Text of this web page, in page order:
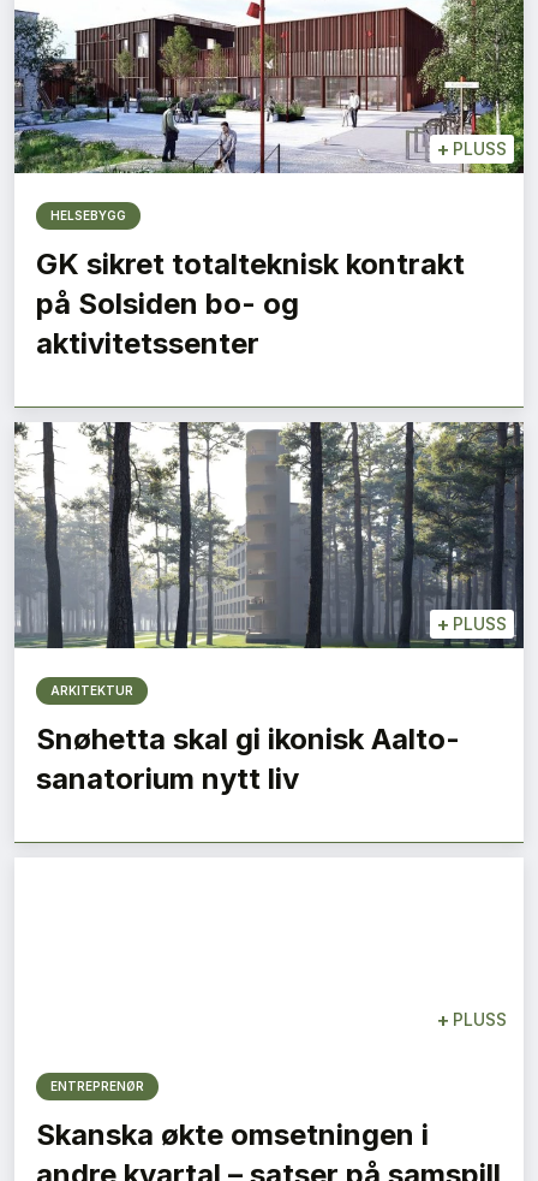
+ PLUSS
HELSEBYGG
GK sikret totalteknisk kontrakt
på Solsiden bo- og
aktivitetssenter
+ PLUSS
ARKITEKTUR
Snøhetta skal gi ikonisk Aalto-
sanatorium nytt liv
+ PLUSS
ENTREPRENØR
Skanska økte omsetningen i